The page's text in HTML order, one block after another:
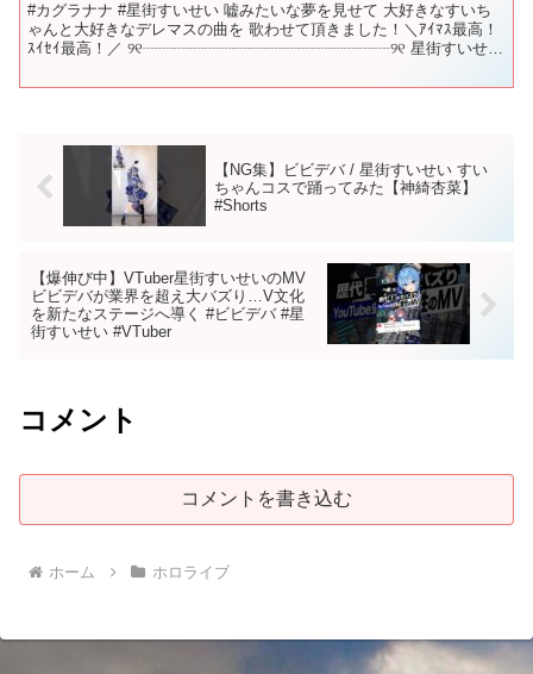
#カグラナナ #星街すいせい 嘘みたいな夢を見せて 大好きなすいち
ゃんと大好きなデレマスの曲を 歌わせて頂きました！＼ｱｲﾏｽ最高！
ｽｲｾｲ最高！／ ୨୧┈┈┈┈┈┈┈┈┈┈┈┈┈┈┈┈୨୧ 星街すいせい
【NG集】ビビデバ / 星街すいせい すい
ちゃんコスで踊ってみた【神綺杏菜】
#Shorts
【爆伸び中】VTuber星街すいせいのMV
ビビデバが業界を超え大バズり…V文化
を新たなステージへ導く #ビビデバ #星
街すいせい #VTuber
コメント
コメントを書き込む
ホーム ホロライブ